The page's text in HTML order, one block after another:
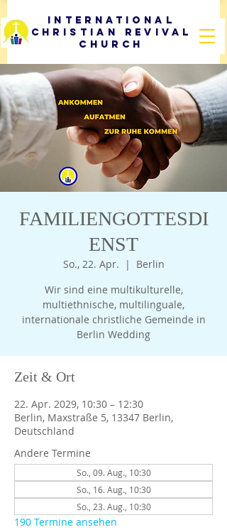
International
Christian Revival
Church
FAMILIENGOTTESDI
ENST
So., 22. Apr.
  |
Berlin
Wir sind eine multikulturelle,
multiethnische, multilinguale,
internationale christliche Gemeinde in
Berlin Wedding
Zeit & Ort
22. Apr. 2029, 10:30 – 12:30
Berlin, Maxstraße 5, 13347 Berlin,
Deutschland
Andere Termine
So., 09. Aug., 10:30
So., 16. Aug., 10:30
So., 23. Aug., 10:30
190 Termine ansehen